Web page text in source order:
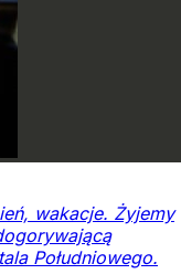
wakacje. Żyjemy
Południowego.